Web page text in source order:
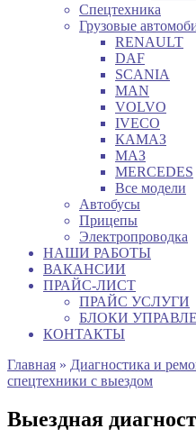
Спецтехника
Грузовые
RENAULT
DAF
SCANIA
MAN
VOLVO
IVECO
КАМАЗ
МАЗ
MERCEDES
Все модели
Автобусы
Прицепы
Электропроводка
НАШИ РАБОТЫ
ВАКАНСИИ
ПРАЙС-ЛИСТ
ПРАЙС УСЛУГИ
БЛОКИ
КОНТАКТЫ
Главная » Диагностика и
спецтехники с выездом
Выездная